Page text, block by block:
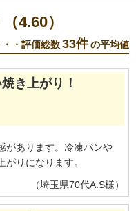
（4.60）
・・評価総数33件の平均値
き上がり！
があります。冷凍パンや
りになります。
（埼玉県70代A.S様）